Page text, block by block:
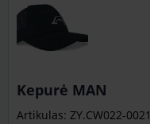
Kepurė MAN
Artikulas: ZY.CW022-0021